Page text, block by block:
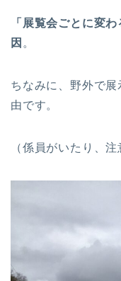
「展覧会ごとに変
因 。
ちなみに、野外で
由です。
（係員がいたり、